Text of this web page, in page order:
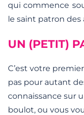
qui commence
le saint patron des
UN (PETIT)
C’est votre
pas pour autant
connaissance sur
boulot, ou vous